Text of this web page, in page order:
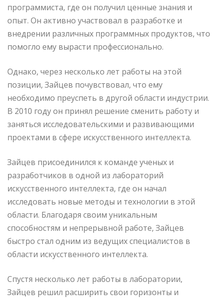
программиста, где он получил ценные знания и
опыт. Он активно участвовал в разработке и
внедрении различных программных продуктов, что
помогло ему вырасти профессионально.
Однако, через несколько лет работы на этой
позиции, Зайцев почувствовал, что ему
необходимо преуспеть в другой области индустрии.
В 2010 году он принял решение сменить работу и
заняться исследовательскими и развивающими
проектами в сфере искусственного интеллекта.
Зайцев присоединился к команде ученых и
разработчиков в одной из лабораторий
искусственного интеллекта, где он начал
исследовать новые методы и технологии в этой
области. Благодаря своим уникальным
способностям и непрерывной работе, Зайцев
быстро стал одним из ведущих специалистов в
области искусственного интеллекта.
Спустя несколько лет работы в лаборатории,
Зайцев решил расширить свои горизонты и